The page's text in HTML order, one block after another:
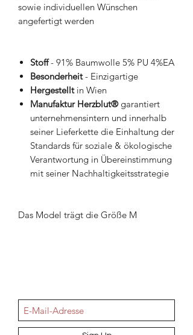
sowie individuellen Wünschen
angefertigt werden
Stoff- 91% Baumwolle 5% PU 4%EA
Besonderheit- Einzigartige
Hergestelltin Wien
Manufaktur Herzblut®garantiert
unternehmensintern und innerhalb
seiner Lieferkette die Einhaltung der
Standards für soziale & ökologische
Verantwortung in Übereinstimmung
mit seiner Nachhaltigkeitsstrategie
Das Model trägt die Größe M